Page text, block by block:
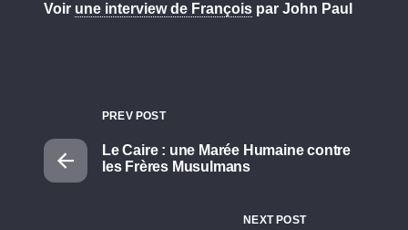
Voir une interview de François par John Paul
PREV POST
Le Caire : une Marée Humaine contre
les Frères Musulmans
NEXT POST